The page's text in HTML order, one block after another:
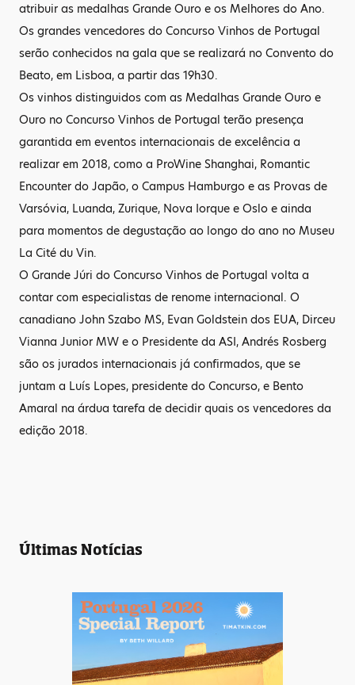
atribuir as medalhas Grande Ouro e os Melhores do Ano.
Os grandes vencedores do Concurso Vinhos de Portugal
serão conhecidos na gala que se realizará no Convento do
Beato, em Lisboa, a partir das 19h30.
Os vinhos distinguidos com as Medalhas Grande Ouro e
Ouro no Concurso Vinhos de Portugal terão presença
garantida em eventos internacionais de excelência a
realizar em 2018, como a ProWine Shanghai, Romantic
Encounter do Japão, o Campus Hamburgo e as Provas de
Varsóvia, Luanda, Zurique, Nova Iorque e Oslo e ainda
para momentos de degustação ao longo do ano no Museu
La Cité du Vin.
O Grande Júri do Concurso Vinhos de Portugal volta a
contar com especialistas de renome internacional. O
canadiano John Szabo MS, Evan Goldstein dos EUA, Dirceu
Vianna Junior MW e o Presidente da ASI, Andrés Rosberg
são os jurados internacionais já confirmados, que se
juntam a Luís Lopes, presidente do Concurso, e Bento
Amaral na árdua tarefa de decidir quais os vencedores da
edição 2018.
Últimas Notícias